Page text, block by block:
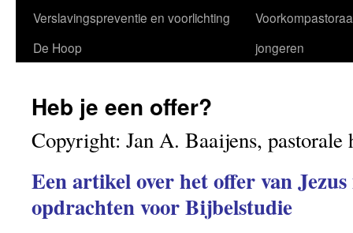
Verslavingspreventie en voorlichting
De Hoop
jongeren
Heb je een offer?
Copyright: Jan A. Baaijens, pastorale
Een artikel over het offer van
opdrachten voor Bijbelstudie